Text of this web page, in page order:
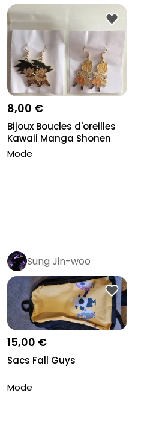
8,00 €
Bijoux Boucles d'oreilles
Kawaii Manga Shonen
Coll...
Mode
Sung Jin-woo
15,00 €
Sacs Fall Guys
Mode